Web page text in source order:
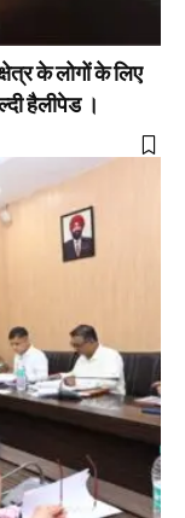
के लोगों के लिए
हैलीपेड ।